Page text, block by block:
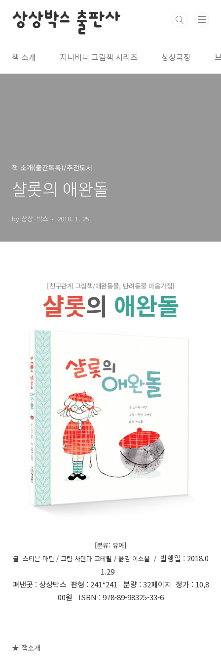
상상박스 출판사
책 소개 지니비니 그림책 시리즈 상상극장
책 소개(출간목록)/추천도서
샬롯의 애완돌
by 상상_박스 2018. 1. 25.
[친구관계 그림책/애완동물, 반려동물 마음가짐]
샬롯의 애완돌
[분류: 유아]
글 스티븐 마틴 / 그림 사만다 코테릴 / 옮김 이소을 / 발행일 : 2018.0
1.29
펴낸곳 : 상상박스 판형 : 241*241 분량 : 32페이지 정가 : 10,8
00원 ISBN : 978-89-98325-33-6
★ 책소개